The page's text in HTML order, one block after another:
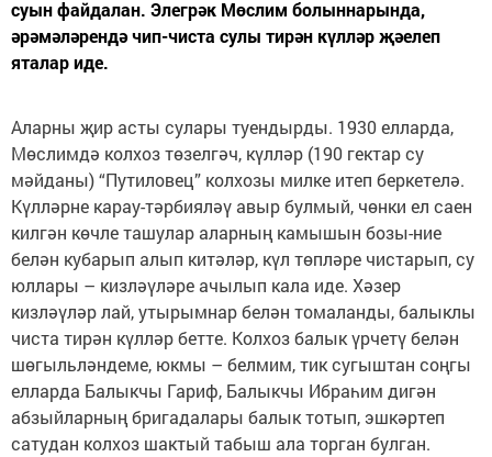
суын файдалан. Элегрәк Мөслим болыннарында,
әрәмәләрендә чип-чиста сулы тирән күлләр җәелеп
яталар иде.
Аларны җир асты сулары туендырды. 1930 елларда,
Мөслимдә колхоз төзелгәч, күлләр (190 гектар су
мәйданы) “Путиловец” колхозы милке итеп беркетелә.
Күлләрне карау-тәрбияләү авыр булмый, чөнки ел саен
килгән көчле ташулар аларның камышын бозы-ние
белән кубарып алып китәләр, күл төпләре чистарып, су
юллары – кизләүләре ачылып кала иде. Хәзер
кизләүләр лай, утырымнар белән томаланды, балыклы
чиста тирән күлләр бетте. Колхоз балык үрчетү белән
шөгыльләндеме, юкмы – белмим, тик сугыштан соңгы
елларда Балыкчы Гариф, Балыкчы Ибраһим дигән
абзыйларның бригадалары балык тотып, эшкәртеп
сатудан колхоз шактый табыш ала торган булган.